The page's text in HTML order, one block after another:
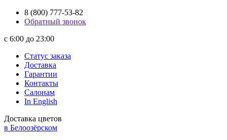
8 (800) 777-53-82
Обратный звонок
с 6:00 до 23:00
Статус заказа
Доставка
Гарантии
Контакты
Салонам
In English
Доставка цветов
в Белоозёрском